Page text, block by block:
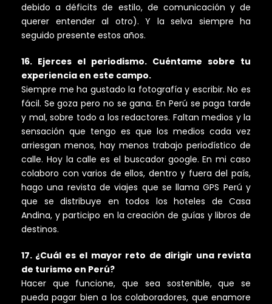
debido a déficits de estilo, de comunicación y de
querer entender al otro). Y la selva siempre ha
seguido presente estos años.
16. Ejerces el periodismo. Cuéntame sobre tu
experiencia en este campo.
Siempre me ha gustado la fotografía y escribir. No es
fácil. Se goza pero no se gana. En Perú se paga tarde
y mal, sobre todo a los redactores. Faltan medios y la
sensación que tengo es que los medios cada vez
arriesgan menos, hay menos trabajo periodístico de
calle. Hoy la calle es el buscador google. En mi caso
colaboro con varios de ellos, dentro y fuera del país,
hago una revista de viajes que se llama GPS Perú y
que se distribuye en todos los hoteles de Casa
Andina, y participo en la creación de guías y libros de
destinos.
17. ¿Cuál es el mayor reto de dirigir una revista
de turismo en Perú?
Hacer que funcione, que sea sostenible, que se
pueda pagar bien a los colaboradores, que enamore